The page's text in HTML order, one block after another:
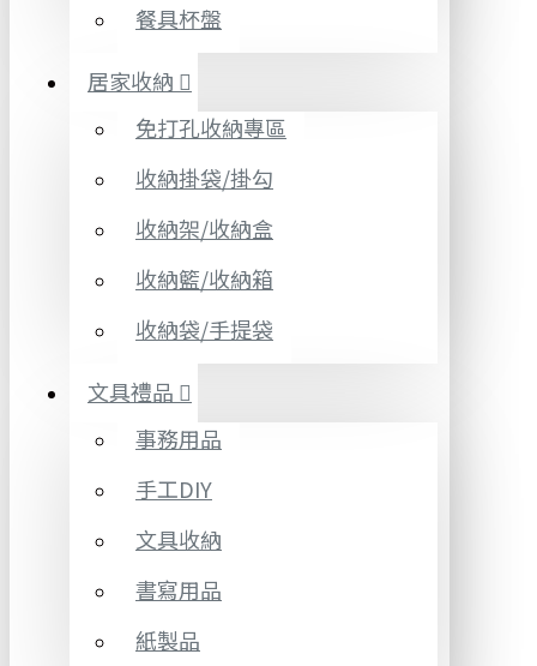
餐具杯盤
居家收納
免打孔收納專區
收納掛袋/掛勾
收納架/收納盒
收納籃/收納箱
收納袋/手提袋
文具禮品
事務用品
手工DIY
文具收納
書寫用品
紙製品